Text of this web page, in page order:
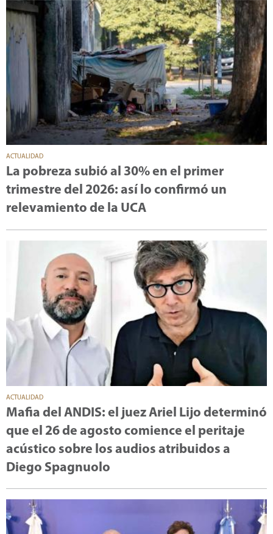
ACTUALIDAD
La pobreza subió al 30% en el primer
trimestre del 2026: así lo confirmó un
relevamiento de la UCA
ACTUALIDAD
Mafia del ANDIS: el juez Ariel Lijo determinó
que el 26 de agosto comience el peritaje
acústico sobre los audios atribuidos a
Diego Spagnuolo